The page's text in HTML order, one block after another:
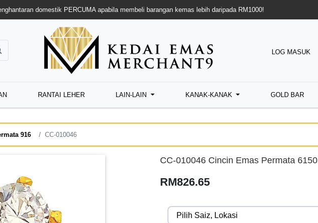
domestik PERCUMA apabila membeli barangan kemas lebih daripada RM1000!
LOG MASUK
RANTAI LEHER LAIN-LAIN KANAK-KANAK GOLD BAR
916 CC-010046
CC-010046 Cincin Emas Permata 6150
RM826.65